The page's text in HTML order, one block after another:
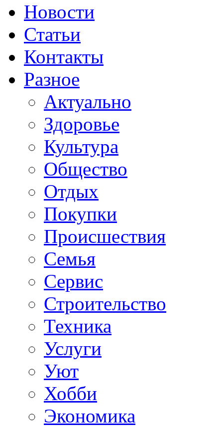
Новости
Статьи
Контакты
Разное
Актуально
Здоровье
Культура
Общество
Отдых
Покупки
Происшествия
Семья
Сервис
Строительство
Техника
Услуги
Уют
Хобби
Экономика